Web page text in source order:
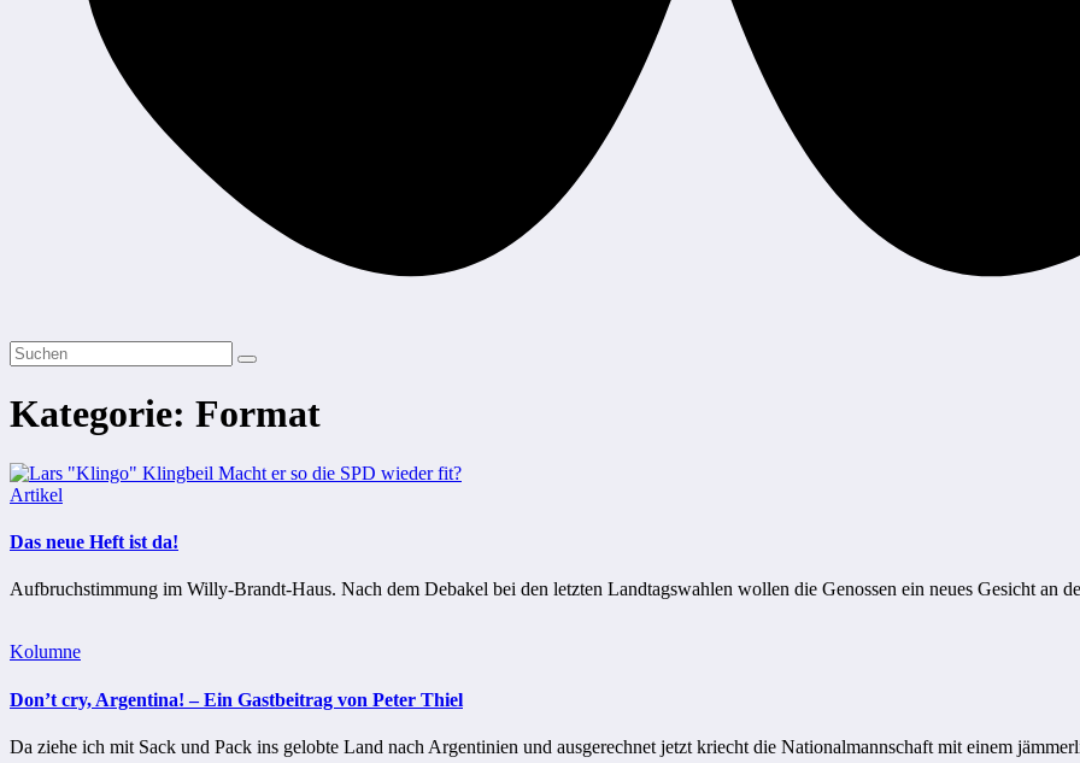
Kategorie: Format
Artikel
Das neue Heft ist da!
Aufbruchstimmung im Willy-Brandt-Haus. Nach dem Debakel bei den letzten Landtagswahlen wollen die Genossen ein neues Gesicht an
Kolumne
Don’t cry, Argentina! – Ein Gastbeitrag von Peter Thiel
Da ziehe ich mit Sack und Pack ins gelobte Land nach Argentinien und ausgerechnet jetzt kriecht die Nationalmannschaft mit einem